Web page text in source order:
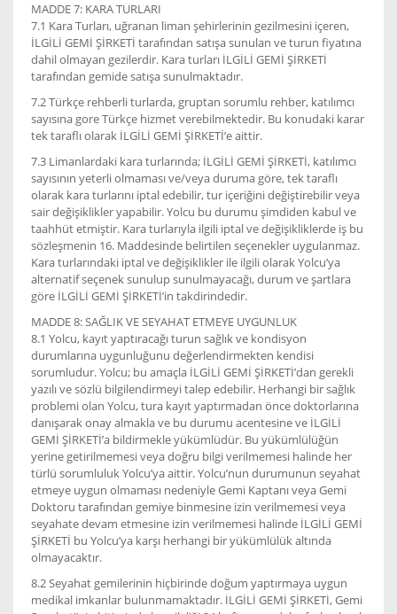
MADDE 7: KARA TURLARI
7.1 Kara Turları, uğranan liman şehirlerinin gezilmesini içeren,
İLGİLİ GEMİ ŞİRKETİ tarafından satışa sunulan ve turun fiyatına
dahil olmayan gezilerdir. Kara turları İLGİLİ GEMİ ŞİRKETİ
tarafından gemide satışa sunulmaktadır.
7.2 Türkçe rehberli turlarda, gruptan sorumlu rehber, katılımcı
sayısına gore Türkçe hizmet verebilmektedir. Bu konudaki karar
tek taraflı olarak İLGİLİ GEMİ ŞİRKETİ’e aittir.
7.3 Limanlardaki kara turlarında; İLGİLİ GEMİ ŞİRKETİ, katılımcı
sayısının yeterli olmaması ve/veya duruma göre, tek taraflı
olarak kara turlarını iptal edebilir, tur içeriğini değiştirebilir veya
sair değişiklikler yapabilir. Yolcu bu durumu şimdiden kabul ve
taahhüt etmiştir. Kara turlarıyla ilgili iptal ve değişikliklerde iş bu
sözleşmenin 16. Maddesinde belirtilen seçenekler uygulanmaz.
Kara turlarındaki iptal ve değişiklikler ile ilgili olarak Yolcu’ya
alternatif seçenek sunulup sunulmayacağı, durum ve şartlara
göre İLGİLİ GEMİ ŞİRKETİ’in takdirindedir.
MADDE 8: SAĞLIK VE SEYAHAT ETMEYE UYGUNLUK
8.1 Yolcu, kayıt yaptıracağı turun sağlık ve kondisyon
durumlarına uygunluğunu değerlendirmekten kendisi
sorumludur. Yolcu; bu amaçla İLGİLİ GEMİ ŞİRKETİ’dan gerekli
yazılı ve sözlü bilgilendirmeyi talep edebilir. Herhangi bir sağlık
problemi olan Yolcu, tura kayıt yaptırmadan önce doktorlarına
danışarak onay almakla ve bu durumu acentesine ve İLGİLİ
GEMİ ŞİRKETİ’a bildirmekle yükümlüdür. Bu yükümlülüğün
yerine getirilmemesi veya doğru bilgi verilmemesi halinde her
türlü sorumluluk Yolcu’ya aittir. Yolcu’nun durumunun seyahat
etmeye uygun olmaması nedeniyle Gemi Kaptanı veya Gemi
Doktoru tarafından gemiye binmesine izin verilmemesi veya
seyahate devam etmesine izin verilmemesi halinde İLGİLİ GEMİ
ŞİRKETİ bu Yolcu’ya karşı herhangi bir yükümlülük altında
olmayacaktır.
8.2 Seyahat gemilerinin hiçbirinde doğum yaptırmaya uygun
medikal imkanlar bulunmamaktadır. İLGİLİ GEMİ ŞİRKETİ, Gemi